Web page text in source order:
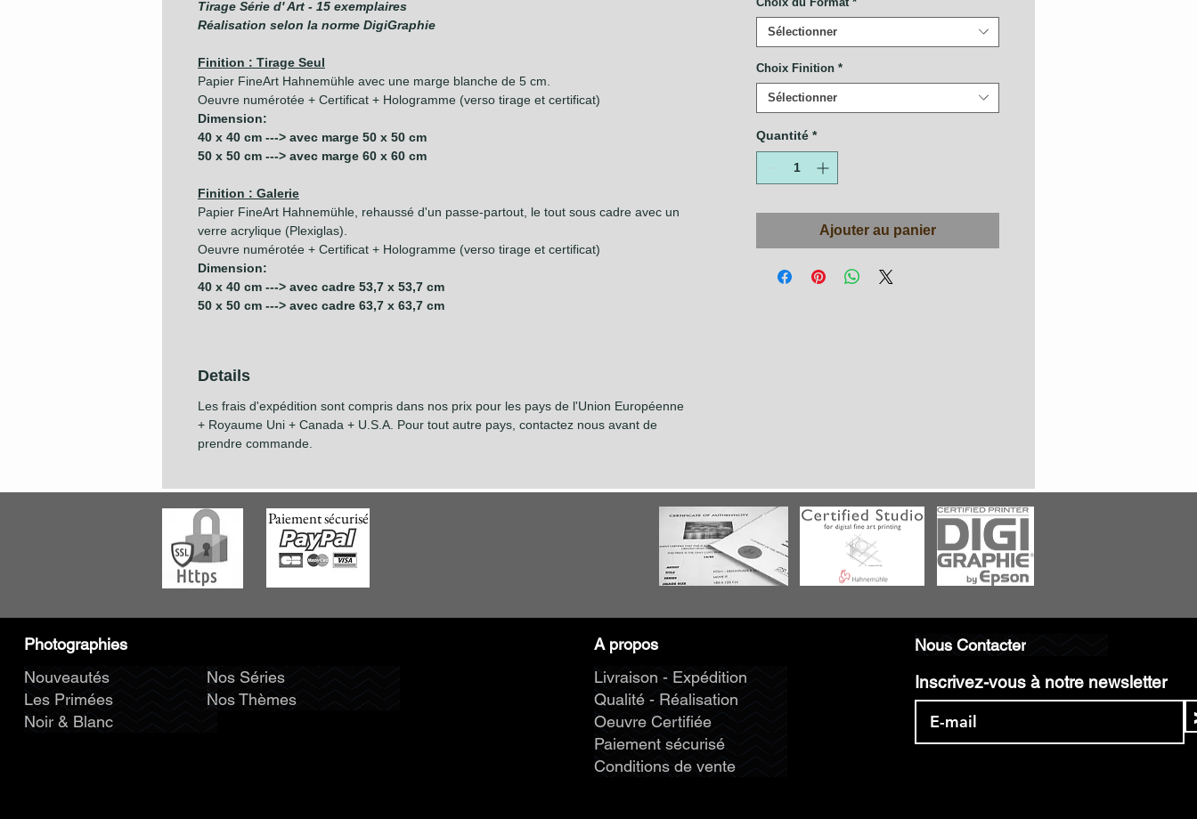
Tirage Série d' Art - 15 exemplaires
Réalisation selon la norme DigiGraphie
Finition : Tirage Seul
Papier FineArt Hahnemühle avec une marge blanche de 5 cm.
Oeuvre numérotée + Certificat + Hologramme (verso tirage et certificat)
Dimension:
40 x 40 cm ---> avec marge 50 x 50 cm
50 x 50 cm ---> avec marge 60 x 60 cm
Finition : Galerie
Papier FineArt Hahnemühle, rehaussé d'un passe-partout, le tout sous cadre avec un
verre acrylique (Plexiglas).
Oeuvre numérotée + Certificat + Hologramme (verso tirage et certificat)
Dimension:
40 x 40 cm ---> avec cadre 53,7 x 53,7 cm
50 x 50 cm ---> avec cadre 63,7 x 63,7 cm
Details
Les frais d'expédition sont compris dans nos prix pour les pays de l'Union Européenne
+ Royaume Uni + Canada + U.S.A. Pour tout autre pays, contactez nous avant de
prendre commande.
Sélectionner
Choix Finition *
Sélectionner
Quantité *
Ajouter au panier
Paiement sécurisé
Photographies
Nouveautés
Nos Séries
Nos Thèmes
Les Primées
Noir & Blanc
A propos
Livraison - Expédition
Qualité - Réalisation
Oeuvre Certifiée
Paiement sécurisé
Conditions de vente
Nous Contacter
Inscrivez-vous à notre newsletter